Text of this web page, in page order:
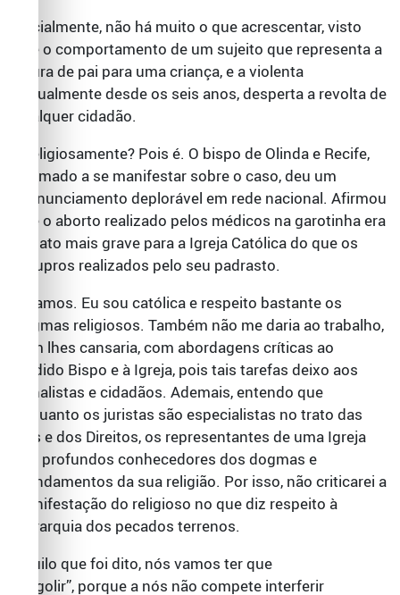
Socialmente, não há muito o que acrescentar, visto
que o comportamento de um sujeito que representa a
figura de pai para uma criança, e a violenta
sexualmente desde os seis anos, desperta a revolta de
qualquer cidadão.
E religiosamente? Pois é. O bispo de Olinda e Recife,
chamado a se manifestar sobre o caso, deu um
pronunciamento deplorável em rede nacional. Afirmou
que o aborto realizado pelos médicos na garotinha era
um ato mais grave para a Igreja Católica do que os
estupros realizados pelo seu padrasto.
Vejamos. Eu sou católica e respeito bastante os
dogmas religiosos. Também não me daria ao trabalho,
nem lhes cansaria, com abordagens críticas ao
aludido Bispo e à Igreja, pois tais tarefas deixo aos
jornalistas e cidadãos. Ademais, entendo que
enquanto os juristas são especialistas no trato das
Leis e dos Direitos, os representantes de uma Igreja
são profundos conhecedores dos dogmas e
mandamentos da sua religião. Por isso, não criticarei a
manifestação do religioso no que diz respeito à
hierarquia dos pecados terrenos.
Aquilo que foi dito, nós vamos ter que
“engolir”, porque a nós não compete interferir